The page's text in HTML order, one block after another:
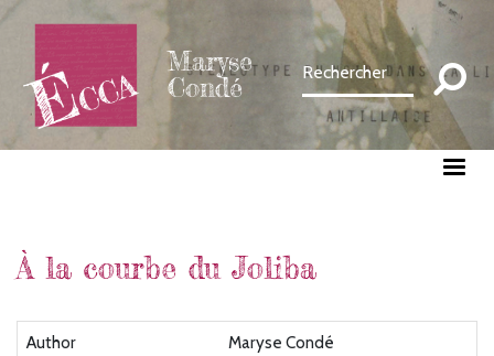
contenu
principal
Maryse
Condé
À la courbe du Joliba
Author
Maryse Condé